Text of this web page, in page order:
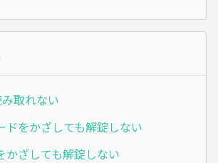
取れない
ドをかざしても解錠しない
かざしても解錠しない